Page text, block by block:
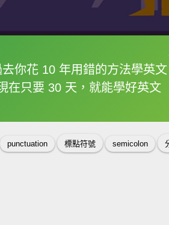
去你花 10 年用錯的方法學英文
在只要 30 天，就能學好英文
框選或點兩下字幕可
punctuation 標點符號 semicolon